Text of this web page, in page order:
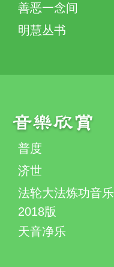
善恶一念间
明慧丛书
普度
济世
法轮大法炼功音乐
2018版
天音净乐